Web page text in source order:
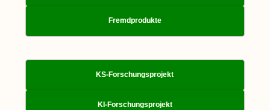
Fremdprodukte
KS-Forschungsprojekt
KI-Forschungsprojekt